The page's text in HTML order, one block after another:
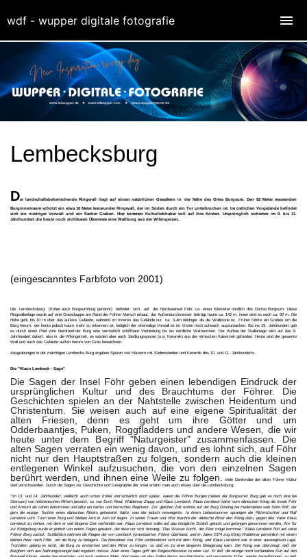
Lembecksburg
Der landschaftsbeherrschende Ringwall liegt auf einem natürlichen Geestkern in der Nähe des Ortes Borgsum. Den 92 Meter messenden
Burginnenraum schützt ein etwa 10 Meter kreisrunder Ringwall, der im Süden durch ein Tor unterbrochen ist. Im östlichen Vorgelände befindet
sich ein niedriger Vorwall und ein flacher Graben. Hier kommen Kulturliebhaber voll auf ihre Kosten. Ursprünglich sicherten im 9. bis 11.
Jahrhundert die heute noch sichtbaren Überreste eine Wallburg aus der Wikingerzeit.
(eingescanntes Farbfoto von 2001)
Die Lembecksburg (früher auch Borgsumburg genannt) befindet sich auf der Nordseeinsel Föhr, ca. einen Kilometer nördlich des Dorfes Borgsum. Diese
Ringwallanlage wurde auf eine Geestkuppe am Rand der Föhrer Marsch erbaut, der Außendurchmesser beträgt heute ca. 142 m, innen sind es noch ca. 92 m. Die
Höhe geht bis 10 m über das äußere Gelände, während im Inneren das Gelände nur ca. 3-4m niedriger als die Wallkrone ist. Früher führte ein Graben um die
Burg herum, der heute jedoch kaum mehr zu erkennen ist, lediglich der ehemalige Vorwall ist im Osten noch schwach auszumachen. Bis ins 19. Jahrhundert gab
es durch einen Priel vom Nordrand der Burg eine vermutlich schiffbare Verbindung bis ins nördliche Wattenmeer. Der Aufbau der Wallanlage wird auf das 8.
Jahrhundert datiert, also in die Wikingerzeit, es wurden aber auch Siedlungsspuren (u.a. Keramik) aus der römischen Kaiserzeit gefunden. Heute sind der gesamte
Wall und auch das Gelände außen herum von Gras bewachsen.
Ausgrabungen in der mächtigen Lembecks-Burg ergaben Spuren von Häusern mit Sodenwänden und Keramik des 10. und 11. Jahrhunderts.
Die "Klaus Lembeck - Sage"
Die Sagen der Insel Föhr geben einen lebendigen Eindruck der
ursprünglichen Kultur und des Brauchtums der Föhrer. Die
Geschichten spielen an der Nahtstelle zwischen Heidentum und
Christentum. Sie weisen auch auf eine eigene Spiritualität der
alten Friesen, denn es geht um ihre Götter und um
Odderbaantjes, Puken, Roggfladders und andere Wesen, die wir
heute unter dem Begriff "Naturgeister" zusammenfassen. Die
alten Sagen verraten ein wenig davon, und es lohnt sich, auf Föhr
nicht nur den Hauptstraßen zu folgen, sondern auch die kleinen
entlegenen Winkel aufzusuchen, die von den einzelnen Sagen
berührt werden, und ihnen eine Weile zu folgen.
Viele Denkmäler der alten Föhrer Kultur
sind verschwunden. Durch die Sagen zur Geschichte und Geographie der Insel erfährt man auch etwas über die Lembecksburg:
"Im 13. und 14. Jahrhundert, vielleicht auch schon früher und sicherlich noch später, waren die Föhrer Burgen (neben der Borgsumer Burg gab es noch eine bei
Utersum) von holsteinischen Rittern besetzt, so von Erich Riind, Waldemar Zappy und Klaus Lembeck. Klaus Lembeck hatte vom dänischen König die Inseln Föhr
und Amrum als Lehen bekommen und übte ein hartes und herrisches Regiment. Zur gleichen Zeit wohnte auf der Burg Dorning bei Hadersleben sein Sohn Rolf, der
gern die einzige Tochter eines dänischen Ritters geheiratet hätte, was der jedoch verweigerte. In ihrem Liebeskummer sprangen die Ritterstochter und Rolf
Lembeck vom Turm einer Burg und blieben Arm in Arm tot liegen. In seiner Trauer und Wut brachte der dänische Ritter den König dazu, gegen den Vater Klaus
Lembeck zu ziehen, mit dem er seit längerer Zeit verfeindet war. Klaus Lembeck sollte auf das königliche Schloß gelockt und gefangen genommen werden. Am Tor
zur Königsburg wurde er jedoch von einem Pagen gewarnt, der leise vor sich hinsang: "Das Wasser kocht, der Eber möge kommen." Klaus Lembeck floh auf seine
Föhrer Burg zurück. Schließlich nahmen die Klagen der von Lembeck tyrannisierten Föhrer überhand, und im Jahre 1374 zog König Waldemar persönlich mit einem
kleinen Heer nach Föhr, um die Burg zu belagern. Die Bewohner von Föhr verbündeten sich mit dem König, und Klaus Lembeck war in einer ausweglosen Lage.
Trotzdem gelang es nicht, die Burg zu erstürmen und den Ritter zu fangen, so daß es zu einer längeren Belagerung kam. Der König war überzeugt, daß der
Burgherr sich aus Nahrungsmangel bald ergeben müsse. Aber eines Tages griff der Eingeschlossene zu einer List. Er ließ die einzige noch vorhandene Kuh auf den
wdf - wupper digitale fotografie